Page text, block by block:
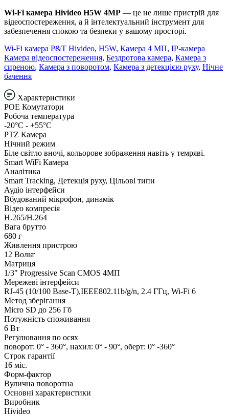
Wi-Fi камера Hivideo H5W 4MP — це не лише пристрій для
відеоспостереження, а й інтелектуальний інструмент для
забезпечення спокою та безпеки у вашому просторі.
Wi-Fi камера P&T Hivideo, H5W, Камера 4 МП, IP-камера
Камера відеоспостереження, Бездротова камера, Камера з
сиреною, Камера з поворотом, Камера з детекцією руху, Нічне
бачення
Характеристики
POE Комутатори
Робоча температура
-20°C - +55°C
PTZ Камера
Нічний режим
Біле світло вночі, кольорове зображення навіть у темряві.
Smart WiFi Камера
Аналітика
Smart Tracking, Детекція руху, Цільові типи
Аудіо інтерфейси
Вбудований мікрофон, динамік
Відео компресія
H.265/H.264
Вага брутто
680 г
Живлення пристрою
12 Вольт
Матриця
1/3" Progressive Scan CMOS 4МП
Мережеві інтерфейси
RJ-45 (10/100 Base-T),IEEE802.11b/g/n, 2.4 ГГц, Wi-Fi 6
Метод зберігання
Micro SD до 256 Гб
Потужність споживання
6 Вт
Регулювання по осях
поворот: 0° - 360°, нахил: 0° - 90°, оберт: 0° -360°
Строк гарантії
16 міс.
Форм-фактор
Вулична поворотна
Основні характеристики
Виробник
Hivideo